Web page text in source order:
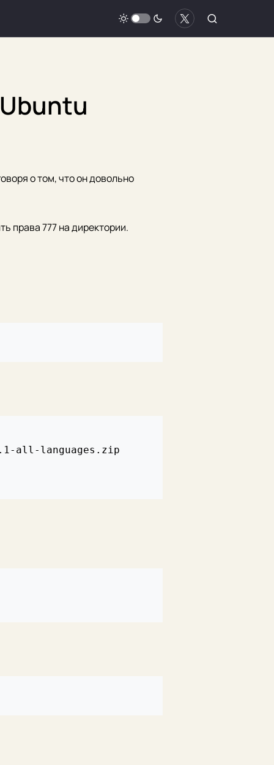
о том, что он довольно
права 777 на директории.
all-languages.zip